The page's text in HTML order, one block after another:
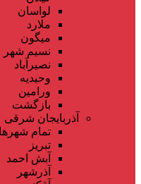
لواسان
ملارد
میگون
نسیم شهر
نصیرآباد
وحیدیه
ورامین
بازگشت
آذربایجان شرقی
تمام شهر‌ها
تبریز
آبش احمد
آذرشهر